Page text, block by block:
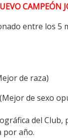
CAMPEÓN
entre los
de raza)
de sexo
del
por año.